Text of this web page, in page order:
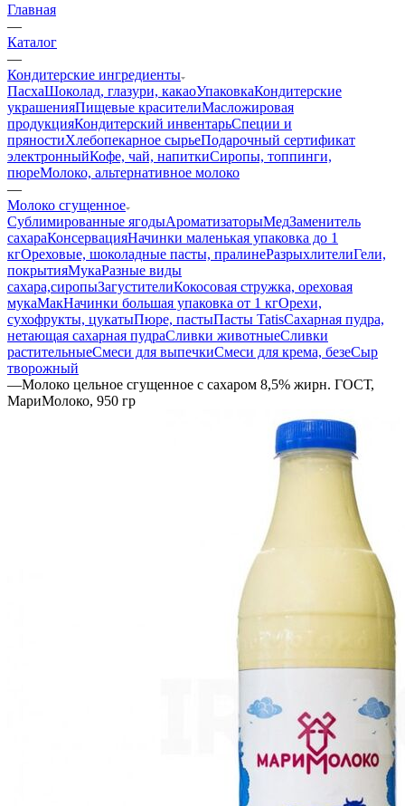
Главная
—
Каталог
—
Кондитерские ингредиенты
ПасхаШоколад, глазури, какаоУпаковкаКондитерские
украшенияПищевые красителиМасложировая
продукцияКондитерский инвентарьСпеции и
пряностиХлебопекарное сырьеПодарочный сертификат
электронныйКофе, чай, напиткиСиропы, топпинги,
пюреМолоко, альтернативное молоко
—
Молоко сгущенное
Сублимированные ягодыАроматизаторыМедЗаменитель
сахараКонсервацияНачинки маленькая упаковка до 1
кгОреховые, шоколадные пасты, пралинеРазрыхлителиГели,
покрытияМукаРазные виды
сахара,сиропыЗагустителиКокосовая стружка, ореховая
мукаМакНачинки большая упаковка от 1 кгОрехи,
сухофрукты, цукатыПюре, пастыПасты TatisСахарная пудра,
нетающая сахарная пудраСливки животныеСливки
растительныеСмеси для выпечкиСмеси для крема, безеСыр
творожный
—Молоко цельное сгущенное с сахаром 8,5% жирн. ГОСТ,
МариМолоко, 950 гр